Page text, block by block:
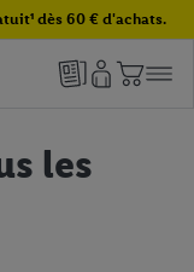
dès 60 € d'achats.
les